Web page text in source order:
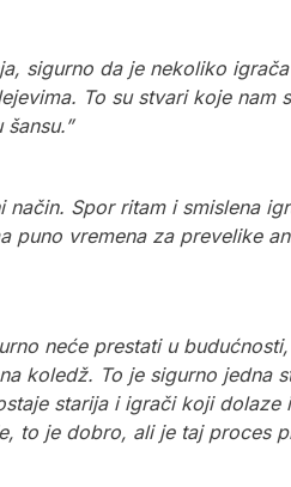
sigurno da je nekoliko
To su stvari koje nam
Spor ritam i smislena
puno vremena za prevelike
neće prestati u
koledž. To je sigurno jedna
starija i igrači koji dolaze
to je dobro, ali je taj proces